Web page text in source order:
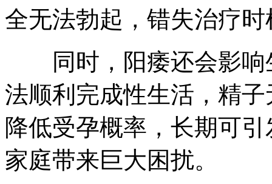
全无法勃起，错失治疗时
同时，阳痿还会影响
法顺利完成性生活，精
降低受孕概率，长期可
家庭带来巨大困扰。